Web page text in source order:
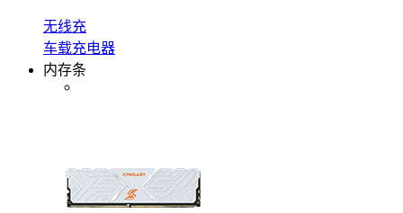
无线充
车载充电器
内存条